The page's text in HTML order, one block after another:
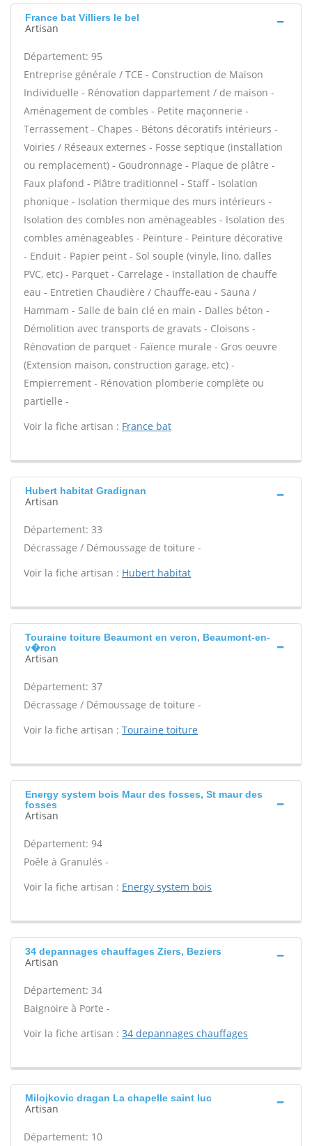
France bat Villiers le bel
Artisan
Département: 95
Entreprise générale / TCE - Construction de Maison
Individuelle - Rénovation dappartement / de maison -
Aménagement de combles - Petite maçonnerie -
Terrassement - Chapes - Bétons décoratifs intérieurs -
Voiries / Réseaux externes - Fosse septique (installation
ou remplacement) - Goudronnage - Plaque de plâtre -
Faux plafond - Plâtre traditionnel - Staff - Isolation
phonique - Isolation thermique des murs intérieurs -
Isolation des combles non aménageables - Isolation des
combles aménageables - Peinture - Peinture décorative
- Enduit - Papier peint - Sol souple (vinyle, lino, dalles
PVC, etc) - Parquet - Carrelage - Installation de chauffe
eau - Entretien Chaudière / Chauffe-eau - Sauna /
Hammam - Salle de bain clé en main - Dalles béton -
Démolition avec transports de gravats - Cloisons -
Rénovation de parquet - Faïence murale - Gros oeuvre
(Extension maison, construction garage, etc) -
Empierrement - Rénovation plomberie complète ou
partielle -
Voir la fiche artisan : France bat
Hubert habitat Gradignan
Artisan
Département: 33
Décrassage / Démoussage de toiture -
Voir la fiche artisan : Hubert habitat
Touraine toiture Beaumont en veron, Beaumont-en-
v�ron
Artisan
Département: 37
Décrassage / Démoussage de toiture -
Voir la fiche artisan : Touraine toiture
Energy system bois Maur des fosses, St maur des
fosses
Artisan
Département: 94
Poêle à Granulés -
Voir la fiche artisan : Energy system bois
34 depannages chauffages Ziers, Beziers
Artisan
Département: 34
Baignoire à Porte -
Voir la fiche artisan : 34 depannages chauffages
Milojkovic dragan La chapelle saint luc
Artisan
Département: 10